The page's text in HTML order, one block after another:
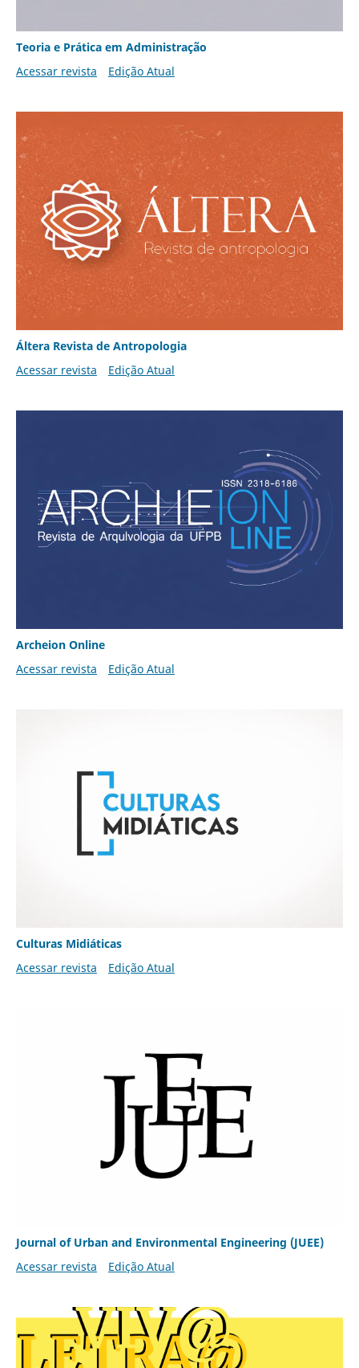
Teoria e Prática em Administração
Acessar revista
Edição Atual
Áltera Revista de Antropologia
Acessar revista
Edição Atual
Archeion Online
Acessar revista
Edição Atual
Culturas Midiáticas
Acessar revista
Edição Atual
Journal of Urban and Environmental Engineering (JUEE)
Acessar revista
Edição Atual